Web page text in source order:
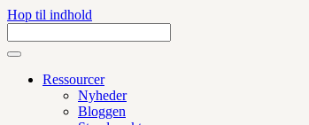
Hop til indhold
Ressourcer
Nyheder
Bloggen